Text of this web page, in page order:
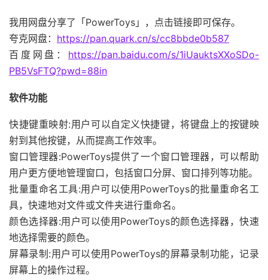
我用网盘分享了「PowerToys」，点击链接即可保存。
夸克网盘： https://pan.quark.cn/s/cc8bbde0b587
百度网盘： https://pan.baidu.com/s/1iUauktsXXoSDo-
PB5VsFTQ?pwd=88in
软件功能
快捷键重映射:用户可以自定义快捷键，将键盘上的按键映
射到其他按键，从而提高工作效率。
窗口管理器:PowerToys提供了一个窗口管理器，可以帮助
用户更方便地管理窗口，包括窗口分屏、窗口排列等功能。
批量重命名工具:用户可以使用PowerToys的批量重命名工
具，快速地对文件或文件夹进行重命名。
颜色选择器:用户可以使用PowerToys的颜色选择器，快速
地选择需要的颜色。
屏幕录制:用户可以使用PowerToys的屏幕录制功能，记录
屏幕上的操作过程。